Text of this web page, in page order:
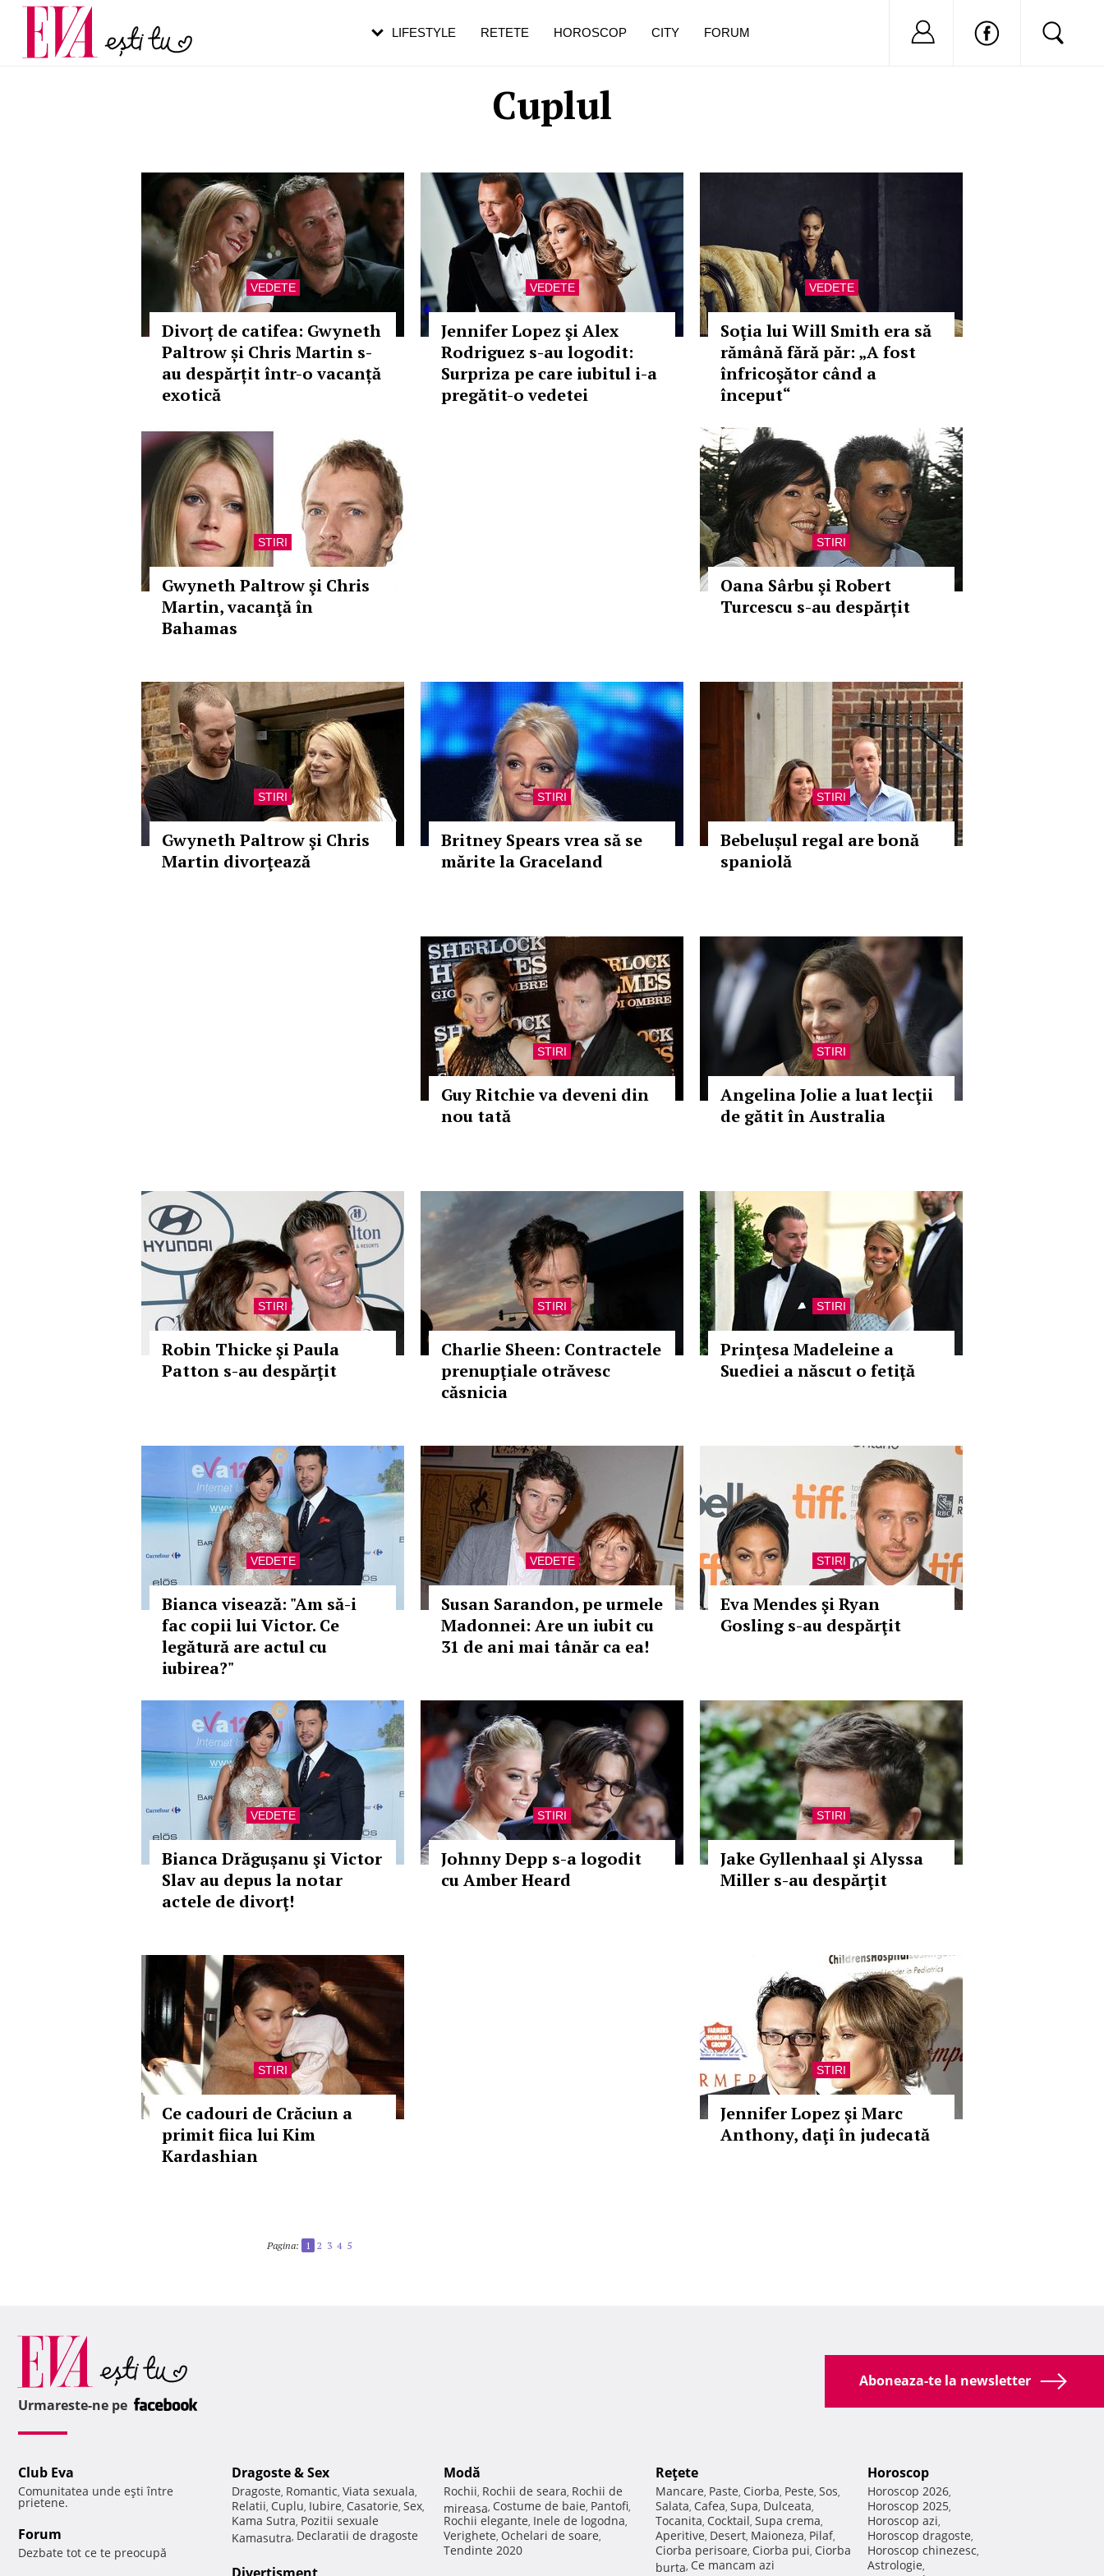
Cuplul
VEDETE
Divorț de catifea: Gwyneth
Paltrow și Chris Martin s-
au despărțit într-o vacanță
exotică
VEDETE
Jennifer Lopez şi Alex
Rodriguez s-au logodit:
Surpriza pe care iubitul i-a
pregătit-o vedetei
VEDETE
Soţia lui Will Smith era să
rămână fără păr: „A fost
înfricoşător când a
început“
STIRI
Gwyneth Paltrow şi Chris
Martin, vacanţă în
Bahamas
STIRI
Oana Sârbu şi Robert
Turcescu s-au despărțit
STIRI
Gwyneth Paltrow şi Chris
Martin divorţează
STIRI
Britney Spears vrea să se
mărite la Graceland
STIRI
Bebelușul regal are bonă
spaniolă
STIRI
Guy Ritchie va deveni din
nou tată
STIRI
Angelina Jolie a luat lecţii
de gătit în Australia
STIRI
Robin Thicke şi Paula
Patton s-au despărţit
STIRI
Charlie Sheen: Contractele
prenupţiale otrăvesc
căsnicia
STIRI
Prinţesa Madeleine a
Suediei a născut o fetiţă
VEDETE
Bianca visează: "Am să-i
fac copii lui Victor. Ce
legătură are actul cu
iubirea?"
VEDETE
Susan Sarandon, pe urmele
Madonnei: Are un iubit cu
31 de ani mai tânăr ca ea!
STIRI
Eva Mendes şi Ryan
Gosling s-au despărţit
VEDETE
Bianca Drăgușanu şi Victor
Slav au depus la notar
actele de divorţ!
STIRI
Johnny Depp s-a logodit
cu Amber Heard
STIRI
Jake Gyllenhaal şi Alyssa
Miller s-au despărţit
STIRI
Ce cadouri de Crăciun a
primit fiica lui Kim
Kardashian
STIRI
Jennifer Lopez şi Marc
Anthony, daţi în judecată
Pagina: 1 2 3 4 5
LIFESTYLE RETETE HOROSCOP CITY FORUM Nu ai cont?
Carieră
Actualitate
pe măsură ce înaintezi în vârstă
Aboneaza-te la newsletter
Urmareste-ne pe
Club Eva
Comunitatea unde eşti între
prietene.
Forum
Dezbate tot ce te preocupă
Dragoste & Sex
Dragoste, Romantic, Viata sexuala,
Relatii, Cuplu, Iubire, Casatorie, Sex,
Kama Sutra, Pozitii sexuale
Kamasutra, Declaratii de dragoste
Modă
Rochii, Rochii de seara, Rochii de
mireasa, Costume de baie, Pantofi,
Rochii elegante, Inele de logodna,
Verighete, Ochelari de soare,
Tendinte 2020
Reţete
Mancare, Paste, Ciorba, Peste, Sos,
Salata, Cafea, Supa, Dulceata,
Tocanita, Cocktail, Supa crema,
Aperitive, Desert, Maioneza, Pilaf,
Ciorba perisoare, Ciorba pui, Ciorba
burta, Ce mancam azi
Horoscop
Horoscop 2026,
Horoscop 2025,
Horoscop azi,
Horoscop dragoste,
Horoscop chinezesc,
Astrologie,